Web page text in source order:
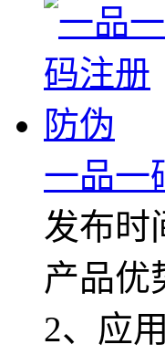
一品一
发布时
产品
2、应